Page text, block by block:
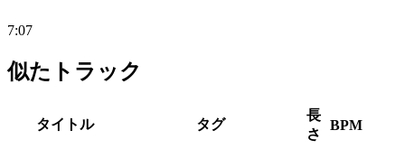
7:07
似たトラック
タイトル タグ
長
さ
BPM